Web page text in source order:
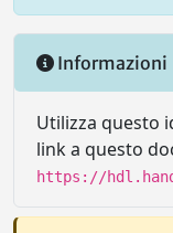
Informazioni
Utilizza questo
link a questo
https://